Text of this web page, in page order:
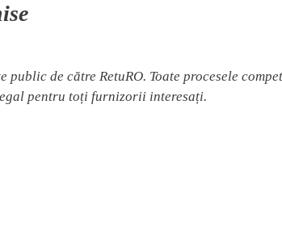
de către RetuRO. Toate procesele
pentru toți furnizorii interesați.